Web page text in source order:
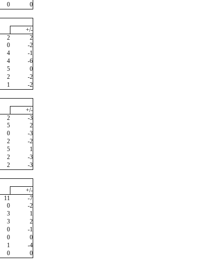
0
0
+/-
2
2
0
-2
4
-1
4
-6
5
0
2
-2
1
-2
+/-
2
-3
5
2
0
-3
2
-2
5
1
2
-3
2
-3
+/-
11
-7
0
-2
3
1
3
2
0
-1
0
0
1
-4
0 0